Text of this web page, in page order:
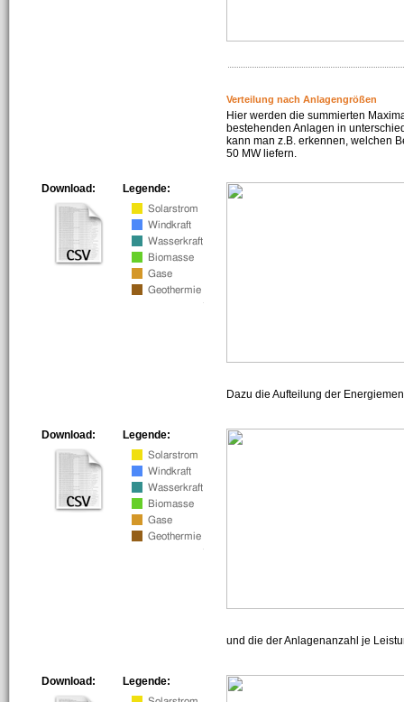
Verteilung nach Anlagengrößen
Hier werden die summierten
bestehenden Anlagen in
kann man z.B. erkennen, welchen
50 MW liefern.
Legende:
Download:
Dazu die Aufteilung der
Legende:
Download:
und die der Anlagenanzahl je
Legende:
Download: